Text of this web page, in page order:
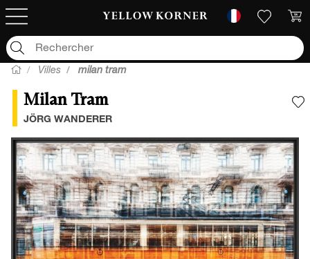
Villes milan tram
Milan Tram
JÖRG WANDERER